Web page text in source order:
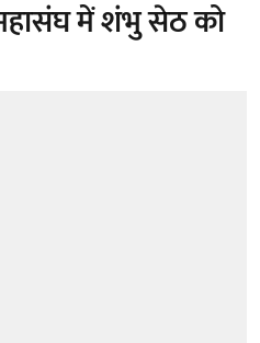
में शंभु सेठ को